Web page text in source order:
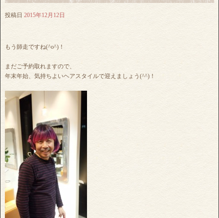
投稿日 2015年12月12日
もう師走ですね(^o^)！
まだご予約取れますので、
年末年始、気持ちよいヘアスタイルで迎えましょう(^^)！